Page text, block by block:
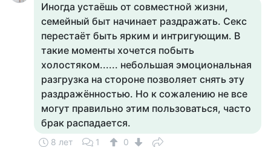
Иногда устаёшь от совместной жизни,
семейный быт начинает раздражать. Секс
перестаёт быть ярким и интригующим. В
такие моменты хочется побыть
холостяком...... небольшая эмоциональная
разгрузка на стороне позволяет снять эту
раздражённостью. Но к сожалению не все
могут правильно этим пользоваться, часто
брак распадается.
8 лет 1 0